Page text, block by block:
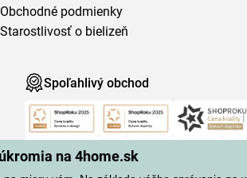
na 4home.sk
Obchodné podmienky
Starostlivosť o bielizeň
Spoľahlivý obchod